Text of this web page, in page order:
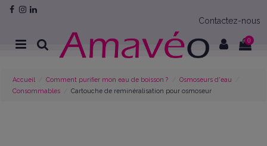
Contactez-nous
0
Accueil Comment purifier mon eau de boisson ?
Osmoseurs d'eau
Consommables
Cartouche de reminéralisation pour osmoseur